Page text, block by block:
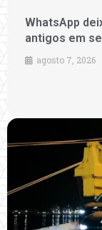
WhatsApp
antigos em
agosto 7, 2026